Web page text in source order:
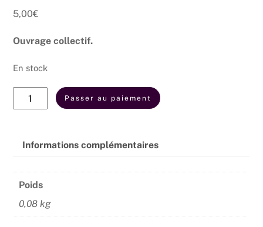
5,00€
Ouvrage collectif.
En stock
quantité
de
médicament
de
l’orientation
médicale
anthroposophique
Passer au paiement
Informations complémentaires
Poids
0,08 kg